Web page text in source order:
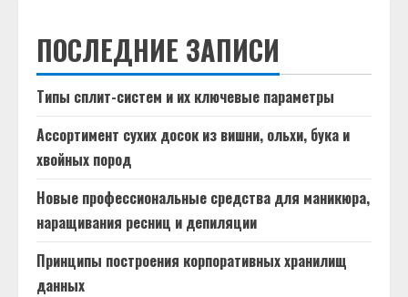
ПОСЛЕДНИЕ ЗАПИСИ
Типы сплит-систем и их ключевые параметры
Ассортимент сухих досок из вишни, ольхи, бука и
хвойных пород
Новые профессиональные средства для маникюра,
наращивания ресниц и депиляции
Принципы построения корпоративных хранилищ
данных